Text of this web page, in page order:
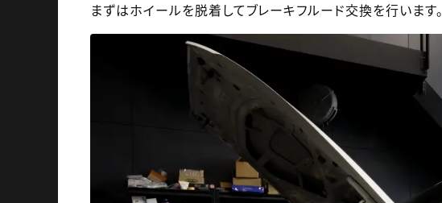
まずはホイールを脱着してブレーキフルード交換を行います。